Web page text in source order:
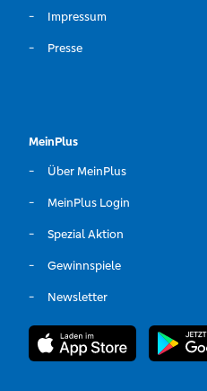
Impressum
Presse
MeinPlus
Über MeinPlus
MeinPlus Login
Spezial Aktion
Gewinnspiele
Newsletter